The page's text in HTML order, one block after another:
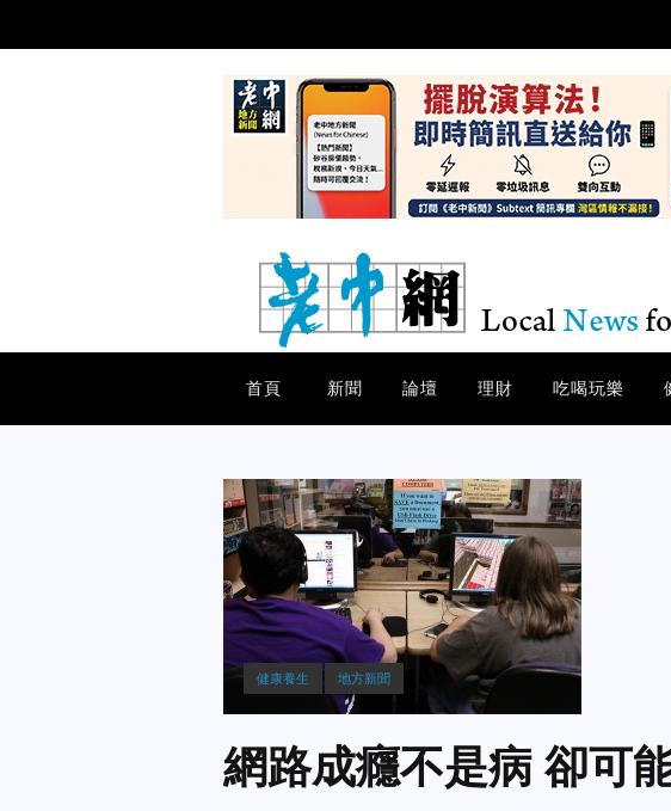
首頁 新聞 論壇 理財 吃喝玩樂
健康養生 地方新聞
網路成癮不是病 卻可